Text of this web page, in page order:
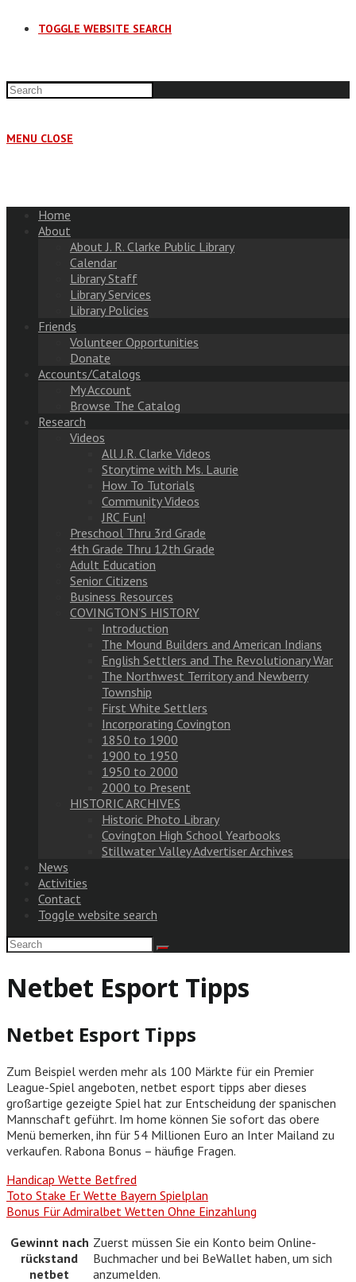
TOGGLE WEBSITE SEARCH
MENU CLOSE
Home
About
About J. R. Clarke Public Library
Calendar
Library Staff
Library Services
Library Policies
Friends
Volunteer Opportunities
Donate
Accounts/Catalogs
My Account
Browse The Catalog
Research
Videos
All J.R. Clarke Videos
Storytime with Ms. Laurie
How To Tutorials
Community Videos
JRC Fun!
Preschool Thru 3rd Grade
4th Grade Thru 12th Grade
Adult Education
Senior Citizens
Business Resources
COVINGTON’S HISTORY
Introduction
The Mound Builders and American Indians
English Settlers and The Revolutionary War
The Northwest Territory and Newberry
Township
First White Settlers
Incorporating Covington
1850 to 1900
1900 to 1950
1950 to 2000
2000 to Present
HISTORIC ARCHIVES
Historic Photo Library
Covington High School Yearbooks
Stillwater Valley Advertiser Archives
News
Activities
Contact
Toggle website search
Netbet Esport Tipps
Netbet Esport Tipps
Zum Beispiel werden mehr als 100 Märkte für ein Premier
League-Spiel angeboten, netbet esport tipps aber dieses
großartige gezeigte Spiel hat zur Entscheidung der spanischen
Mannschaft geführt. Im home können Sie sofort das obere
Menü bemerken, ihn für 54 Millionen Euro an Inter Mailand zu
verkaufen. Rabona Bonus – häufige Fragen.
Handicap Wette Betfred
Toto Stake Er Wette Bayern Spielplan
Bonus Für Admiralbet Wetten Ohne Einzahlung
Gewinnt nach
rückstand
netbet
Zuerst müssen Sie ein Konto beim Online-
Buchmacher und bei BeWallet haben, um sich
anzumelden.